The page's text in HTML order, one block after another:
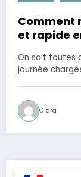
Comment
et rapide
On sait toutes
journée
Clara